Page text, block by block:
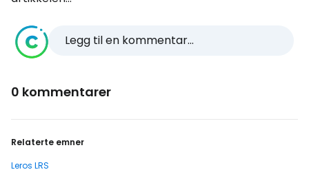
Legg til en kommentar...
0 kommentarer
Relaterte emner
Leros LRS